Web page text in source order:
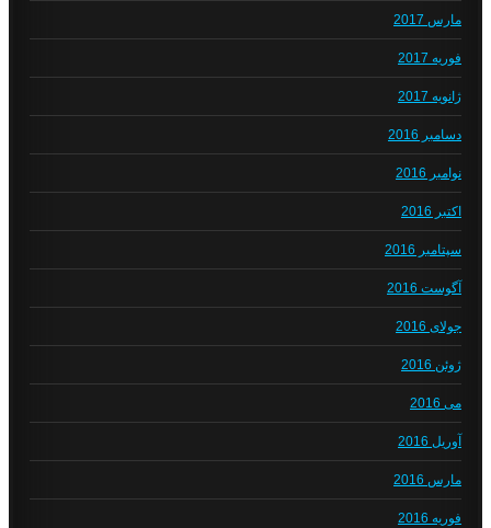
مارس 2017
فوریه 2017
ژانویه 2017
دسامبر 2016
نوامبر 2016
اکتبر 2016
سپتامبر 2016
آگوست 2016
جولای 2016
ژوئن 2016
می 2016
آوریل 2016
مارس 2016
فوریه 2016